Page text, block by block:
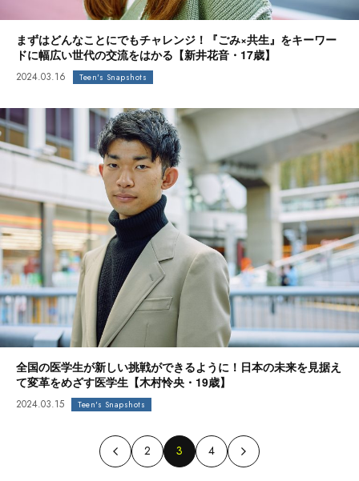
まずはどんなことにでもチャレンジ！『ごみ×共生』をキーワー
ドに幅広い世代の交流をはかる【新井花音・17歳】
2024.03.16 Teen's Snapshots
全国の医学生が新しい挑戦ができるように！日本の未来を見据え
て変革をめざす医学生【木村怜央・19歳】
2024.03.15 Teen's Snapshots
2 3 4